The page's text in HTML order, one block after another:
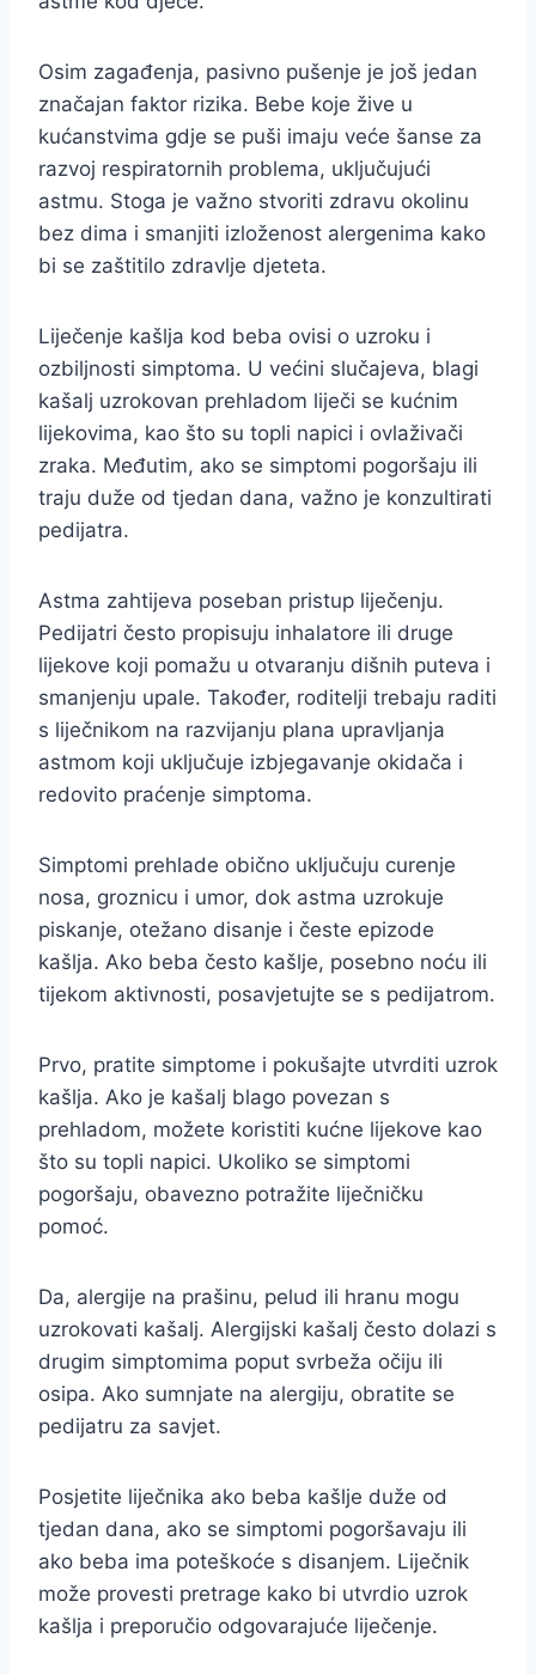
Osim zagađenja, pasivno pušenje je još jedan
značajan faktor rizika. Bebe koje žive u
kućanstvima gdje se puši imaju veće šanse za
razvoj respiratornih problema, uključujući
astmu. Stoga je važno stvoriti zdravu okolinu
bez dima i smanjiti izloženost alergenima kako
bi se zaštitilo zdravlje djeteta.
Liječenje kašlja kod beba ovisi o uzroku i
ozbiljnosti simptoma. U većini slučajeva, blagi
kašalj uzrokovan prehladom liječi se kućnim
lijekovima, kao što su topli napici i ovlaživači
zraka. Međutim, ako se simptomi pogoršaju ili
traju duže od tjedan dana, važno je konzultirati
pedijatra.
Astma zahtijeva poseban pristup liječenju.
Pedijatri često propisuju inhalatore ili druge
lijekove koji pomažu u otvaranju dišnih puteva i
smanjenju upale. Također, roditelji trebaju raditi
s liječnikom na razvijanju plana upravljanja
astmom koji uključuje izbjegavanje okidača i
redovito praćenje simptoma.
Simptomi prehlade obično uključuju curenje
nosa, groznicu i umor, dok astma uzrokuje
piskanje, otežano disanje i česte epizode
kašlja. Ako beba često kašlje, posebno noću ili
tijekom aktivnosti, posavjetujte se s pedijatrom.
Prvo, pratite simptome i pokušajte utvrditi uzrok
kašlja. Ako je kašalj blago povezan s
prehladom, možete koristiti kućne lijekove kao
što su topli napici. Ukoliko se simptomi
pogoršaju, obavezno potražite liječničku
pomoć.
Da, alergije na prašinu, pelud ili hranu mogu
uzrokovati kašalj. Alergijski kašalj često dolazi s
drugim simptomima poput svrbeža očiju ili
osipa. Ako sumnjate na alergiju, obratite se
pedijatru za savjet.
Posjetite liječnika ako beba kašlje duže od
tjedan dana, ako se simptomi pogoršavaju ili
ako beba ima poteškoće s disanjem. Liječnik
može provesti pretrage kako bi utvrdio uzrok
kašlja i preporučio odgovarajuće liječenje.